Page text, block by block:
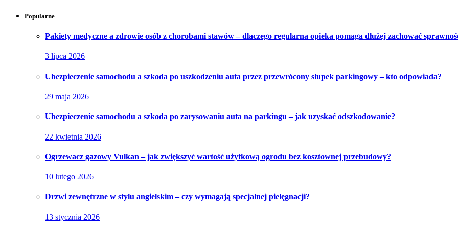
Popularne
Pakiety medyczne a zdrowie osób z chorobami stawów – dlaczego regularna opieka pomaga dłużej zachować
3 lipca 2026
Ubezpieczenie samochodu a szkoda po uszkodzeniu auta przez przewrócony słupek parkingowy – kto odpowiada?
29 maja 2026
Ubezpieczenie samochodu a szkoda po zarysowaniu auta na parkingu – jak uzyskać odszkodowanie?
22 kwietnia 2026
Ogrzewacz gazowy Vulkan – jak zwiększyć wartość użytkową ogrodu bez kosztownej przebudowy?
10 lutego 2026
Drzwi zewnętrzne w stylu angielskim – czy wymagają specjalnej pielęgnacji?
13 stycznia 2026